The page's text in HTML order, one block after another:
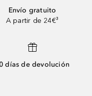
Envío gratuito
A partir de 24€³
días de devolución